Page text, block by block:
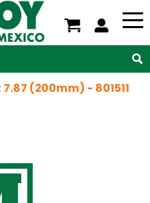
Productos Soporte
(200mm) - 801511